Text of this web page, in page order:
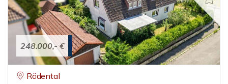
248.000,- €
Rödental